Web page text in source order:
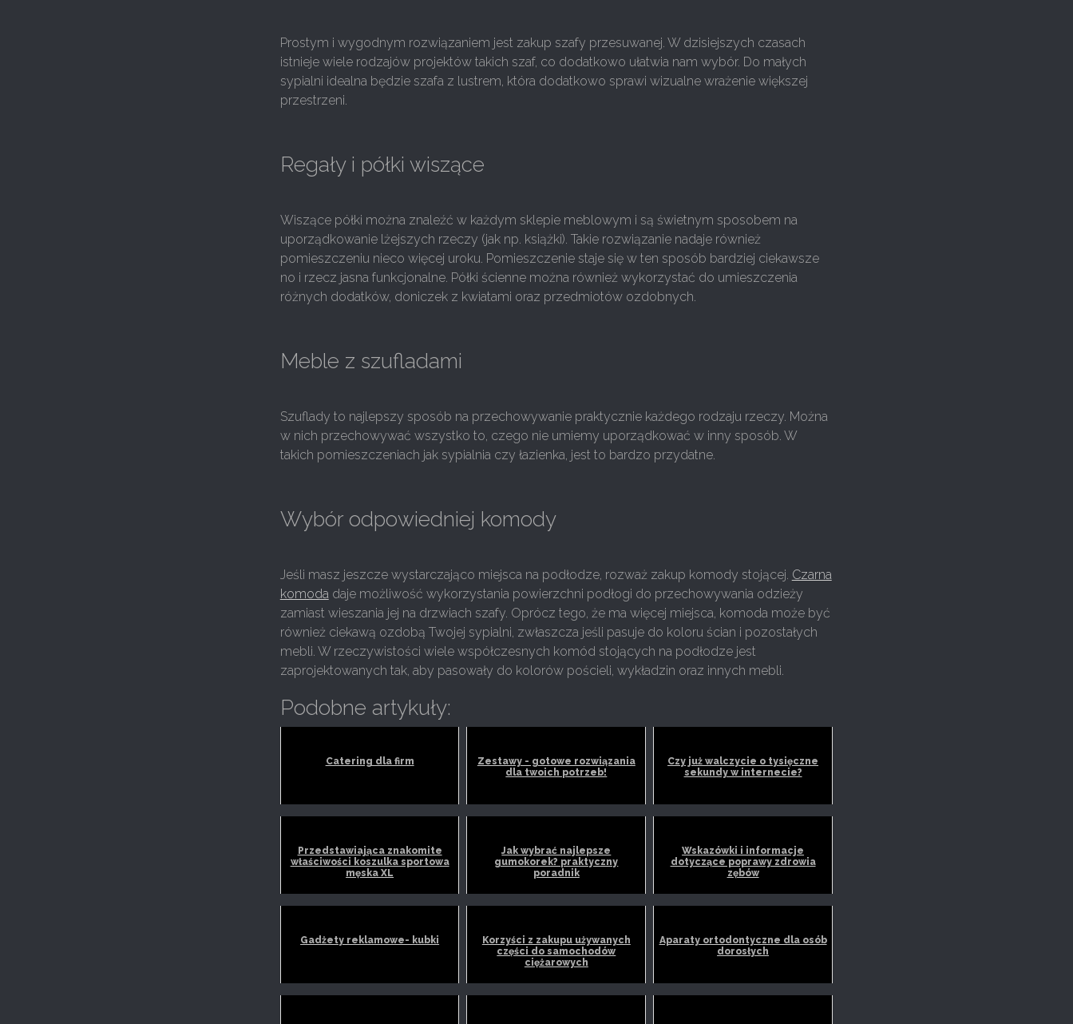
Prostym i wygodnym rozwiązaniem jest zakup szafy przesuwanej. W dzisiejszych czasach
istnieje wiele rodzajów projektów takich szaf, co dodatkowo ułatwia nam wybór. Do małych
sypialni idealna będzie szafa z lustrem, która dodatkowo sprawi wizualne wrażenie większej
przestrzeni.
Regały i półki wiszące
Wiszące półki można znaleźć w każdym sklepie meblowym i są świetnym sposobem na
uporządkowanie lżejszych rzeczy (jak np. książki). Takie rozwiązanie nadaje również
pomieszczeniu nieco więcej uroku. Pomieszczenie staje się w ten sposób bardziej ciekawsze
no i rzecz jasna funkcjonalne. Półki ścienne można również wykorzystać do umieszczenia
różnych dodatków, doniczek z kwiatami oraz przedmiotów ozdobnych.
Meble z szufladami
Szuflady to najlepszy sposób na przechowywanie praktycznie każdego rodzaju rzeczy. Można
w nich przechowywać wszystko to, czego nie umiemy uporządkować w inny sposób. W
takich pomieszczeniach jak sypialnia czy łazienka, jest to bardzo przydatne.
Wybór odpowiedniej komody
Jeśli masz jeszcze wystarczająco miejsca na podłodze, rozważ zakup komody stojącej. Czarna
komodadaje możliwość wykorzystania powierzchni podłogi do przechowywania odzieży
zamiast wieszania jej na drzwiach szafy. Oprócz tego, że ma więcej miejsca, komoda może być
również ciekawą ozdobą Twojej sypialni, zwłaszcza jeśli pasuje do koloru ścian i pozostałych
mebli. W rzeczywistości wiele współczesnych komód stojących na podłodze jest
zaprojektowanych tak, aby pasowały do kolorów pościeli, wykładzin oraz innych mebli.
Podobne artykuły:
Catering dla firm
Zestawy - gotowe rozwiązania
dla twoich potrzeb!
Czy już walczycie o tysięczne
sekundy w internecie?
Przedstawiająca znakomite
właściwości koszulka sportowa
męska XL
Jak wybrać najlepsze
gumokorek? praktyczny
poradnik
Wskazówki i informacje
dotyczące poprawy zdrowia
zębów
Gadżety reklamowe- kubki
Korzyści z zakupu używanych
części do samochodów
ciężarowych
Aparaty ortodontyczne dla osób
dorosłych